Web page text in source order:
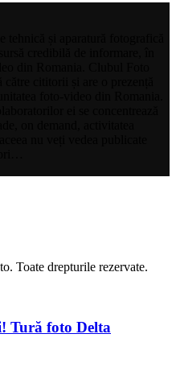
Toate drepturile rezervate.
Tură foto Delta